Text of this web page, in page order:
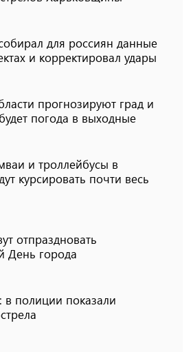
для россиян данные
и ​​корректировал удары
прогнозируют град и
погода в выходные
и троллейбусы в
курсировать почти весь
отпраздновать
День города
полиции показали